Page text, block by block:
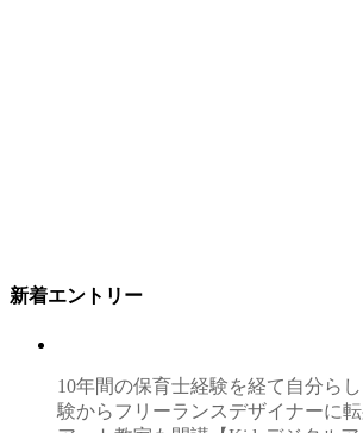
新着エントリー
10年間の保育士経験を経て自分ら
験からフリーランスデザイナーに